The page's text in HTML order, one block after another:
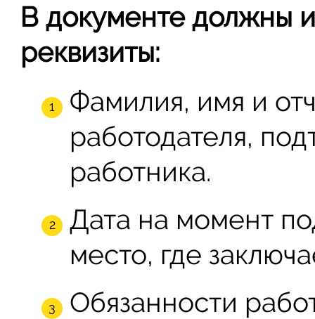
В документе должны
реквизиты:
Фамилия, имя и
работодателя,
работника.
Дата на момент
место, где
Обязанности